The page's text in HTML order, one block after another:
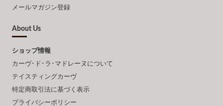
メールマガジン登録
About Us
ショップ情報
カーヴ･ド･ラ･マドレーヌについて
テイスティングカーヴ
特定商取引法に基づく表示
プライバシーポリシー